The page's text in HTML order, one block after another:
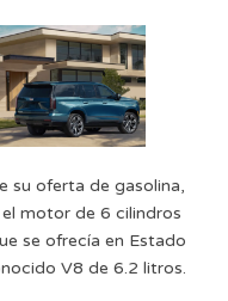
su oferta de gasolina,
motor de 6 cilindros
se ofrecía en Estado
V8 de 6.2 litros.